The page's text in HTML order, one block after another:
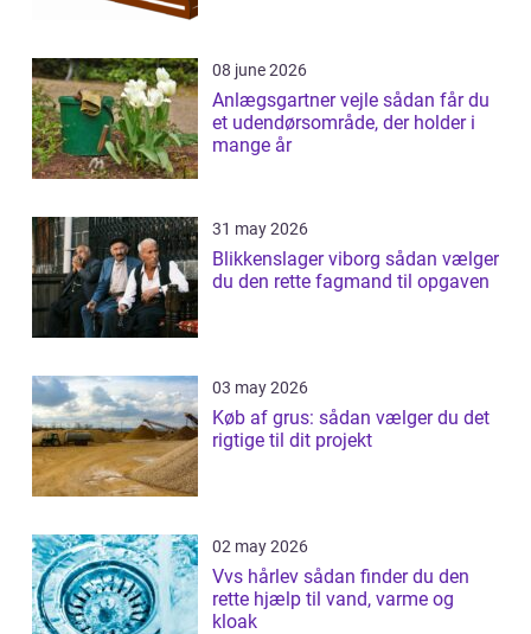
08 june 2026
Anlægsgartner vejle sådan får du
et udendørsområde, der holder i
mange år
31 may 2026
Blikkenslager viborg sådan vælger
du den rette fagmand til opgaven
03 may 2026
Køb af grus: sådan vælger du det
rigtige til dit projekt
02 may 2026
Vvs hårlev sådan finder du den
rette hjælp til vand, varme og
kloak